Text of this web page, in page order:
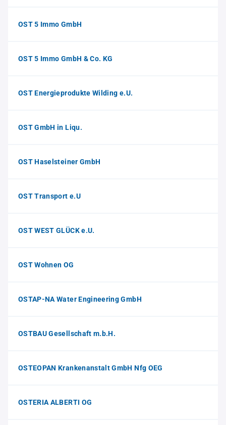
OST 5 Immo GmbH
OST 5 Immo GmbH & Co. KG
OST Energieprodukte Wilding e.U.
OST GmbH in Liqu.
OST Haselsteiner GmbH
OST Transport e.U
OST WEST GLÜCK e.U.
OST Wohnen OG
OSTAP-NA Water Engineering GmbH
OSTBAU Gesellschaft m.b.H.
OSTEOPAN Krankenanstalt GmbH Nfg OEG
OSTERIA ALBERTI OG